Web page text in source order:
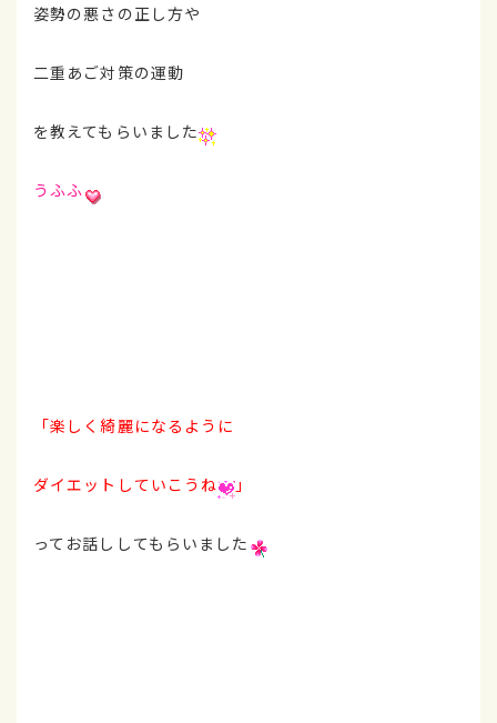
姿勢の悪さの正し方や
二重あご対策の運動
を教えてもらいました
うふふ
「楽しく綺麗になるように
ダイエットしていこうね 」
ってお話ししてもらいました